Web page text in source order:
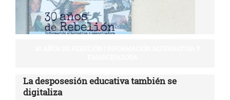
La desposesión educativa también se
digitaliza